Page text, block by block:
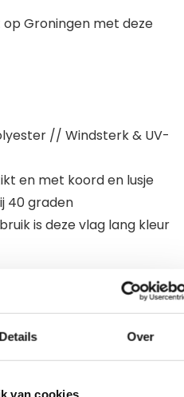
Details Over
van cookies
Groningen met deze
// Windsterk & UV-
en met koord en lusje
40 graden
is deze vlag lang kleur
voorraad en kunnen wij
bezorgen. Hebben wij
nemen wij deze direct
levertijd maximaal 10